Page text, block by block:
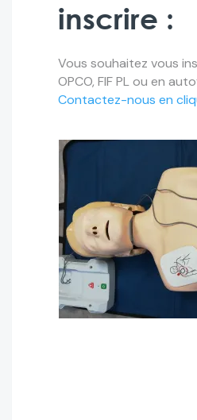
inscrire :
Vous souhaitez vous
OPCO, FIF PL ou en
Contactez-nous en